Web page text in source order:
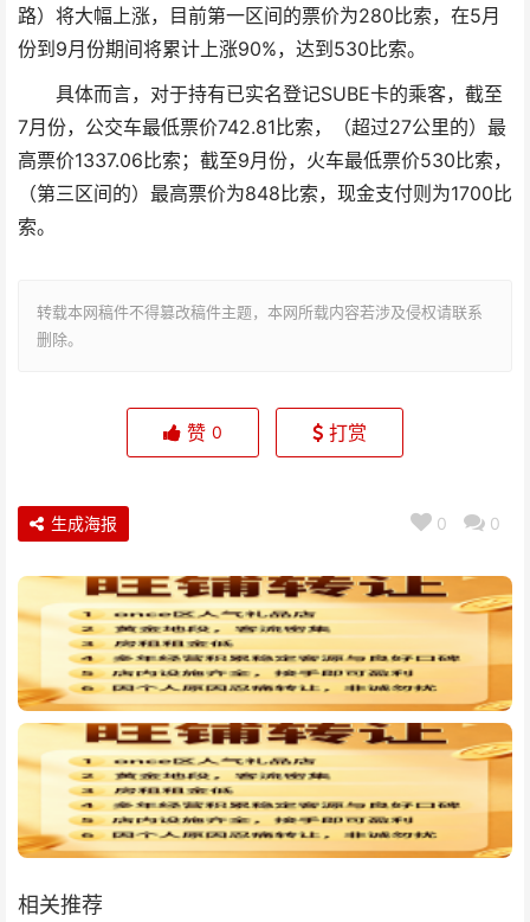
路）将大幅上涨，目前第一区间的票价为280比索，在5月
份到9月份期间将累计上涨90%，达到530比索。
具体而言，对于持有已实名登记SUBE卡的乘客，截至
7月份，公交车最低票价742.81比索，（超过27公里的）最
高票价1337.06比索；截至9月份，火车最低票价530比索，
（第三区间的）最高票价为848比索，现金支付则为1700比
索。
转载本网稿件不得篡改稿件主题，本网所载内容若涉及侵权请联系
删除。
赞 0 打赏
0 0
生成海报
相关推荐